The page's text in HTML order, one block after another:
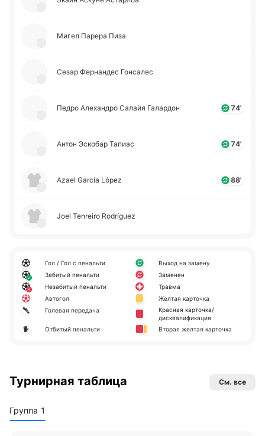
Мигел Парера Пиза
Сезар Фе­рна­ндес Го­нса­лес
Педро Але­ха­ндро Салайя Га­ла­рдон 74'
Антон Эско­бар Тапиас 74'
Azael García López 88'
Joel Tenreiro Rodríguez
Гол / Гол с пенальти
Забитый пенальти
Незабитый пенальти
Автогол
Голевая передача
Отбитый пенальти
Выход на замену
Заменен
Травма
Желтая карточка
Красная карточка/
дисквалификация
Вторая желтая карточка
Турнирная таблица См. все
Группа 1